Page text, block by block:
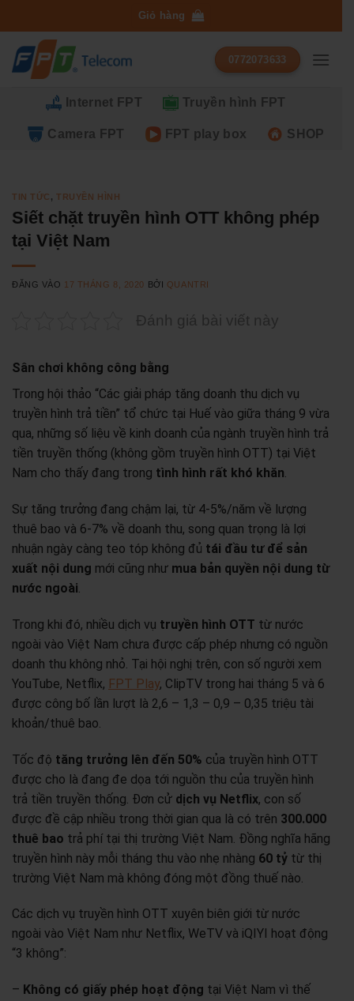
qua
dung
Giỏ hàng
0772073633
Internet FPT Truyền hình FPT
Camera FPT FPT play box SHOP
TIN TỨC ,TRUYỀN HÌNH
Siết chặt truyền hình OTT không phép
tại Việt Nam
ĐĂNG VÀO 17 THÁNG 8, 2020 BỞI QUANTRI
Đánh giá bài viết này
Sân chơi không công bằng
Trong hội thảo “Các giải pháp tăng doanh thu dịch vụ
truyền hình trả tiền” tổ chức tại Huế vào giữa tháng 9 vừa
qua, những số liệu về kinh doanh của ngành truyền hình trả
tiền truyền thống (không gồm truyền hình OTT) tại Việt
Nam cho thấy đang trong tình hình rất khó khăn.
Sự tăng trưởng đang chậm lại, từ 4-5%/năm về lượng
thuê bao và 6-7% về doanh thu, song quan trọng là lợi
nhuận ngày càng teo tóp không đủ tái đầu tư để sản
xuất nội dung mới cũng như mua bản quyền nội dung từ
nước ngoài.
Trong khi đó, nhiều dịch vụ truyền hình OTT từ nước
ngoài vào Việt Nam chưa được cấp phép nhưng có nguồn
doanh thu không nhỏ. Tại hội nghị trên, con số người xem
YouTube, Netflix, FPT Play, ClipTV trong hai tháng 5 và 6
được công bố lần lượt là 2,6 – 1,3 – 0,9 – 0,35 triệu tài
khoản/thuê bao.
Tốc độ tăng trưởng lên đến 50% của truyền hình OTT
được cho là đang đe dọa tới nguồn thu của truyền hình
trả tiền truyền thống. Đơn cử dịch vụ Netflix, con số
được đề cập nhiều trong thời gian qua là có trên 300.000
thuê bao trả phí tại thị trường Việt Nam. Đồng nghĩa hãng
truyền hình này mỗi tháng thu vào nhẹ nhàng 60 tỷ từ thị
trường Việt Nam mà không đóng một đồng thuế nào.
Các dịch vụ truyền hình OTT xuyên biên giới từ nước
ngoài vào Việt Nam như Netflix, WeTV và iQIYI hoạt động
“3 không”:
– Không có giấy phép hoạt động tại Việt Nam vì thế